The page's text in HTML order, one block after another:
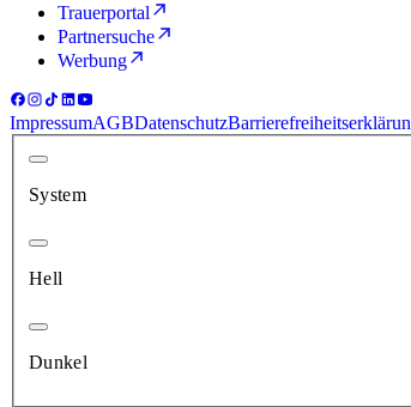
Trauerportal
Partnersuche
Werbung
ImpressumAGBDatenschutz
System
Hell
Dunkel